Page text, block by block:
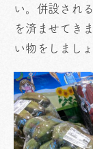
い。併設され
を済ませてき
い物をしましょ